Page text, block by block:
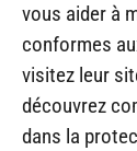
vous aider à
conformes
visitez leur
découvrez
dans la